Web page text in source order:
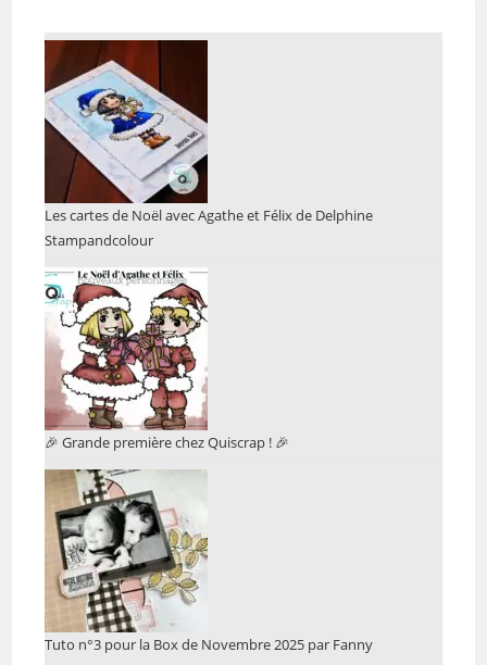
Les cartes de Noël avec Agathe et Félix de Delphine
Stampandcolour
🎉 Grande première chez Quiscrap ! 🎉
Tuto n°3 pour la Box de Novembre 2025 par Fanny